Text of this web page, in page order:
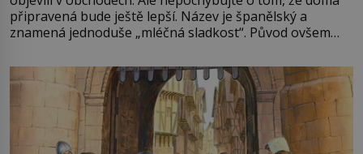
připravená bude ještě lepší. Název je španělský a
znamená jednoduše „mléčná sladkost“. Původ ovšem
pře hned několik latinskoamerických zemí a k tomu
Francie, kde se traduje,